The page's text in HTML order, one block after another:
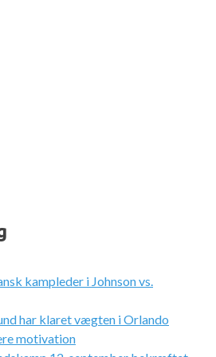
kampleder i Johnson vs.
har klaret vægten i Orlando
motivation